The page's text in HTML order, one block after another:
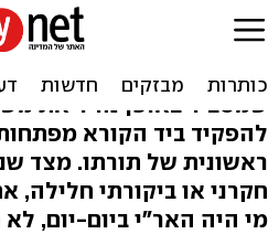
זנבו של האר"י
ספרו של ד"ר שרון שתיל
שמסביר באופן נהיר את
להפקיד ביד הקורא
ראשונית של תורתו. מצד
חקרני או ביקורתי חלילה,
מי היה האר"י ביום-יום,